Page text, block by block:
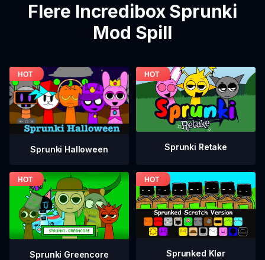
Flere Incredibox Sprunki
Mod Spill
Sprunki Halloween Sprunki Retake
Sprunki Greencore Sprunked Klør